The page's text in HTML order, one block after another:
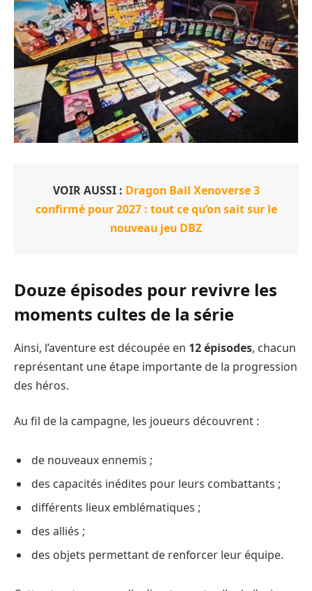
VOIR AUSSI : Dragon Ball Xenoverse 3
confirmé pour 2027 : tout ce qu’on sait sur le
nouveau jeu DBZ
Douze épisodes pour revivre les
moments cultes de la série
Ainsi, l’aventure est découpée en 12 épisodes, chacun
représentant une étape importante de la progression
des héros.
Au fil de la campagne, les joueurs découvrent :
de nouveaux ennemis ;
des capacités inédites pour leurs combattants ;
différents lieux emblématiques ;
des alliés ;
des objets permettant de renforcer leur équipe.